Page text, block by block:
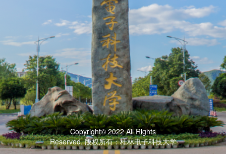
Copyright© 2022 All Rights
Reserved. 版权所有：桂林电子科技大学